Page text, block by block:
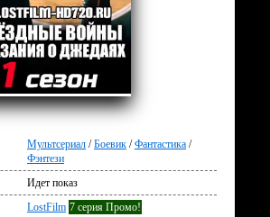
Мультсериал /Боевик /Фантастика /
Фэнтези
Идет показ
LostFilm 7 серия Промо!